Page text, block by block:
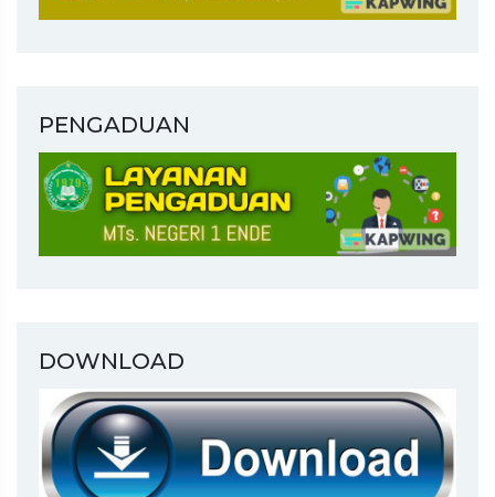
PENGADUAN
DOWNLOAD